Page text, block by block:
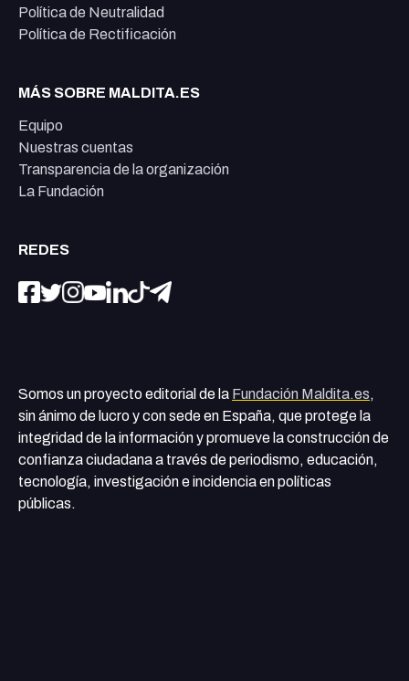
Política de Neutralidad
Política de Rectificación
MÁS SOBRE MALDITA.ES
Equipo
Nuestras cuentas
Transparencia de la organización
La Fundación
REDES
Somos un proyecto editorial de la Fundación Maldita.es,
sin ánimo de lucro y con sede en España, que protege la
integridad de la información y promueve la construcción de
confianza ciudadana a través de periodismo, educación,
tecnología, investigación e incidencia en políticas
públicas.